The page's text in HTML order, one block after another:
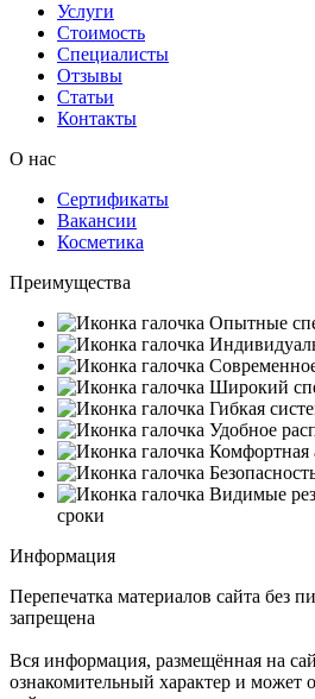
Услуги
Стоимость
Специалисты
Отзывы
Статьи
Контакты
О нас
Сертификаты
Вакансии
Косметика
Преимущества
Опытные
Широкий
Гибкая
Удобное
Комфортная
Видимые
сроки
Информация
Перепечатка материалов сайта без
запрещена
Вся информация, размещённая на
ознакомительный характер и может